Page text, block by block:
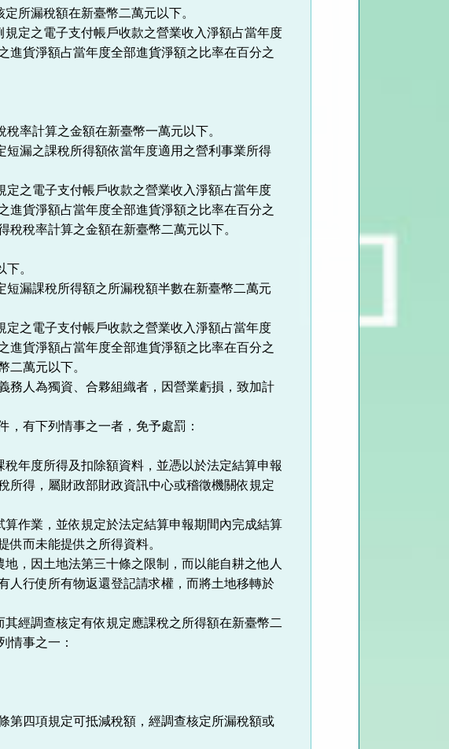
所漏稅額在新臺幣二萬元以下。
定之電子支付帳戶收款之營業收入淨額占當年度
進貨淨額占當年度全部進貨淨額之比率在百分之
率計算之金額在新臺幣一萬元以下。
漏之課稅所得額依當年度適用之營利事業所得
之電子支付帳戶收款之營業收入淨額占當年度
進貨淨額占當年度全部進貨淨額之比率在百分之
稅率計算之金額在新臺幣二萬元以下。
。
漏課稅所得額之所漏稅額半數在新臺幣二萬元
之電子支付帳戶收款之營業收入淨額占當年度
進貨淨額占當年度全部進貨淨額之比率在百分之
二萬元以下。
務人為獨資、合夥組織者，因營業虧損，致加計
，有下列情事之一者，免予處罰：
年度所得及扣除額資料，並憑以於法定結算申報
所得，屬財政部財政資訊中心或稽徵機關依規定
作業，並依規定於法定結算申報期間內完成結算
供而未能提供之所得資料。
，因土地法第三十條之限制，而以能自耕之他人
人行使所有物返還登記請求權，而將土地移轉於
經調查核定有依規定應課稅之所得額在新臺幣二
情事之一：
第四項規定可抵減稅額，經調查核定所漏稅額或